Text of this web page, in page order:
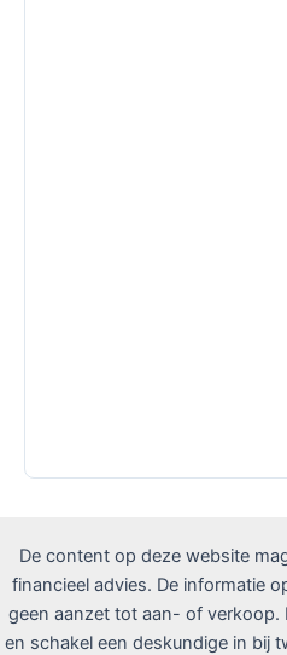
De content op deze website
financieel advies. De informatie
geen aanzet tot aan- of verkoop.
en schakel een deskundige in bij